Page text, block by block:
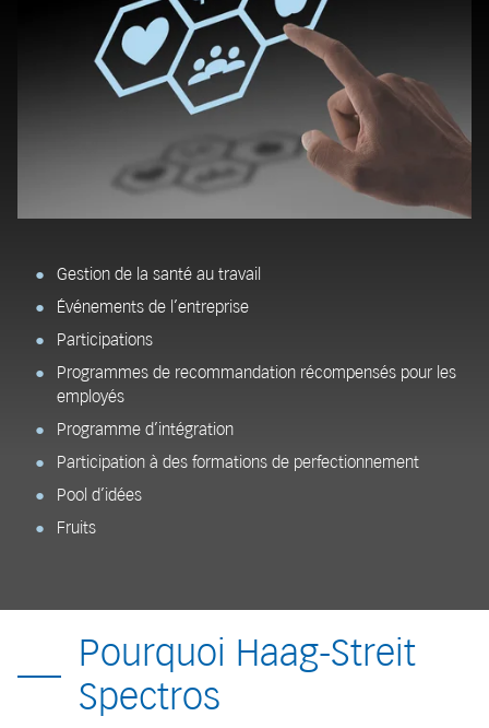
Gestion de la santé au travail
Événements de l’entreprise
Participations
Programmes de recommandation récompensés pour les
employés
Programme d’intégration
Participation à des formations de perfectionnement
Pool d’idées
Fruits
Pourquoi Haag-Streit
Spectros